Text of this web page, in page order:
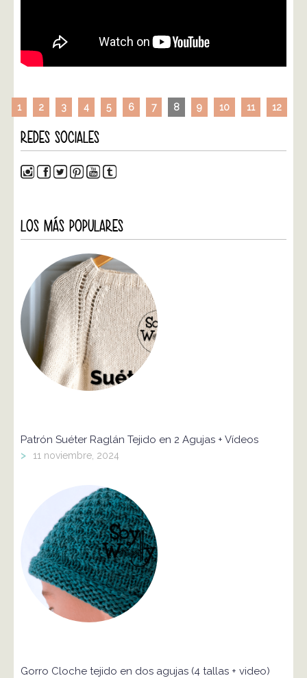
1 2 3 4 5 6 7 8 9 10 11 12
REDES SOCIALES
LOS MÁS POPULARES
Patrón Suéter Raglán Tejido en 2 Agujas + Vídeos
> 11 noviembre, 2024
Gorro Cloche tejido en dos agujas (4 tallas + video)